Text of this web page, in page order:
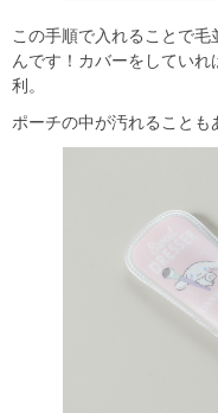
この手順で入れることで
んです！カバーをしてい
利。
ポーチの中が汚れることも